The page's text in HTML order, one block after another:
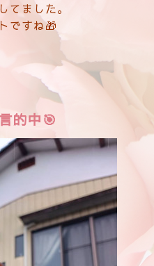
てました。
ですね🎁
的中🎯